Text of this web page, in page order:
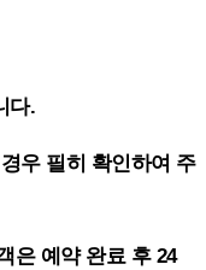
다.
우 필히 확인하여 주
은 예약 완료 후 24